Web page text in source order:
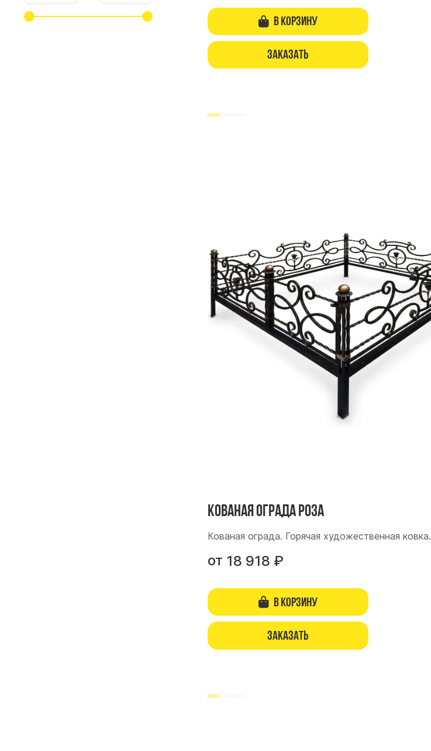
В корзину
Заказать
Кованая ограда Роза
Кованая ограда. Горячая художественная ковка.
от 18 918 ₽
В корзину
Заказать